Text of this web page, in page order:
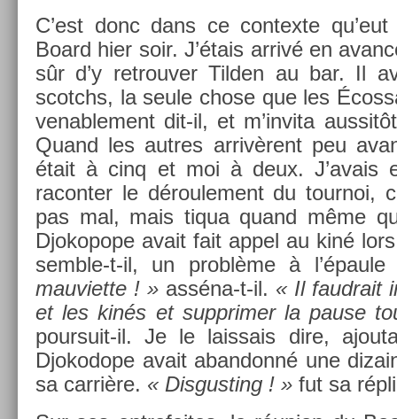
C’est donc dans ce con­tex­te
Board hier soir. J’étais arrivé en
sûr d’y retro­uv­er Tild­en au bar. Il
scotchs, la seule chose que les
venab­le­ment dit-il, et m’in­vita
Quand les aut­res arrivèrent peu
était à cinq et moi à deux. J’avais
racont­er le déroule­ment du tour­noi,
pas mal, mais tiqua quand même
Djokopope avait fait appel au kiné
semble-t-il, un problème à
mauviet­te ! » asséna-t-il. « Il faud­rait
et les kinés et sup­prim­er la pause
poursuit-il. Je le lais­sais dire,
Djokodope avait ab­an­donné une
sa carrière. « Dis­gust­ing ! » fut sa